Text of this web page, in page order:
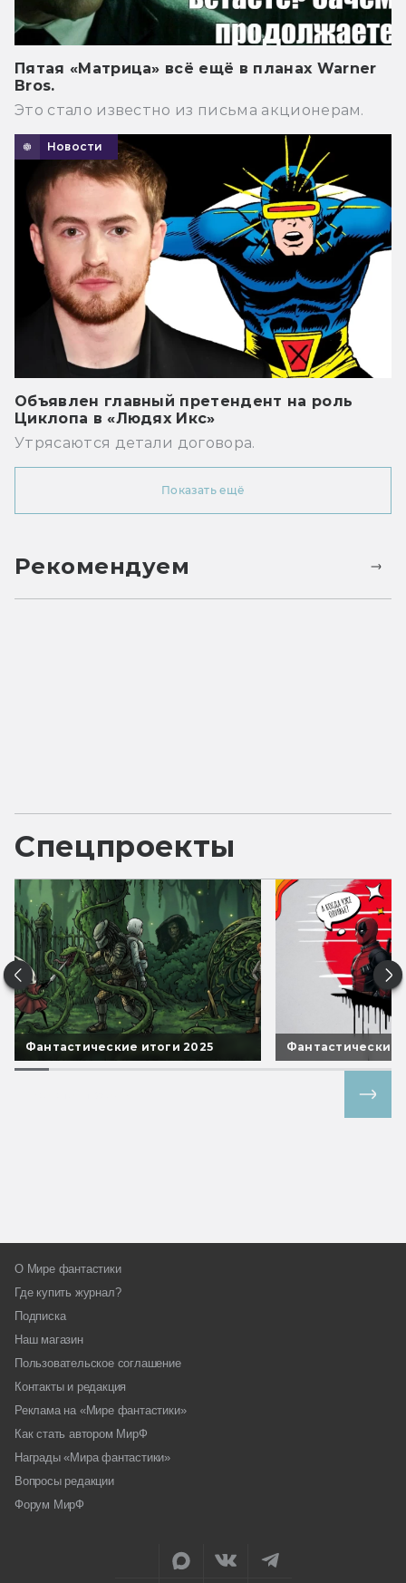
Пятая «Матрица» всё ещё в планах Warner
Bros.
Это стало известно из письма акционерам.
Новости
Объявлен главный претендент на роль
Циклопа в «Людях Икс»
Утрясаются детали договора.
Показать ещё
Рекомендуем
Спецпроекты
Фантастические итоги 2025 Фантастические
О Мире фантастики
Где купить журнал?
Подписка
Наш магазин
Пользовательское соглашение
Контакты и редакция
Реклама на «Мире фантастики»
Как стать автором МирФ
Награды «Мира фантастики»
Вопросы редакции
Форум МирФ